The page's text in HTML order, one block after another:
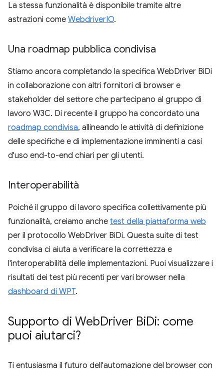
La stessa funzionalità è disponibile tramite altre
astrazioni come WebdriverIO.
Una roadmap pubblica condivisa
Stiamo ancora completando la specifica WebDriver BiDi
in collaborazione con altri fornitori di browser e
stakeholder del settore che partecipano al gruppo di
lavoro W3C. Di recente il gruppo ha concordato una
roadmap condivisa, allineando le attività di definizione
delle specifiche e di implementazione imminenti a casi
d'uso end-to-end chiari per gli utenti.
Interoperabilità
Poiché il gruppo di lavoro specifica collettivamente più
funzionalità, creiamo anche test della piattaforma web
per il protocollo WebDriver BiDi. Questa suite di test
condivisa ci aiuta a verificare la correttezza e
l'interoperabilità delle implementazioni. Puoi visualizzare i
risultati dei test più recenti per vari browser nella
dashboard di WPT.
Supporto di WebDriver BiDi: come
puoi aiutarci?
Ti entusiasma il futuro dell'automazione del browser con